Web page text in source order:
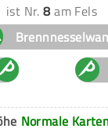
ist Nr.8 am Fels
Normale